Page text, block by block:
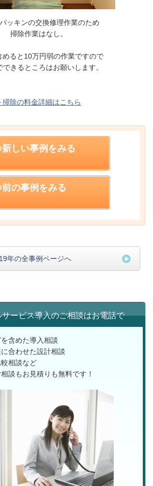
ッキンの交換修理作業のため
掃除作業はなし。
めると10万円弱の作業ですので
できるところはお願いします。
除の料金詳細はこちら
しい事例をみる
の事例をみる
年の全事例ページへ
ービス導入のご相談はお電話で
含めた導入相談
合わせた設計相談
相談など
談もお見積りも無料です！